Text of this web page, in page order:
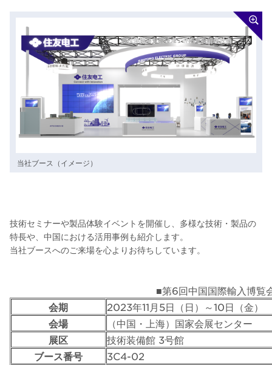
当社ブース（イメージ）
技術セミナーや製品体験イベントを開催し、多様な技術・製品の
特長や、中国における活用事例も紹介します。
当社ブースへのご来場を心よりお待ちしています。
■第6回中国国際輸入博覧
会期
2023年11月5日（日）～10日（金）
会場
（中国・上海）国家会展センター
展区
技術装備館 3号館
ブース番号
3C4-02